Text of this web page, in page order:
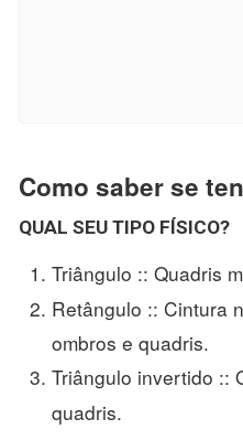
Como saber se
QUAL SEU TIPO FÍSICO?
Triângulo :: Quadris
Retângulo :: Cintura
ombros e quadris.
Triângulo invertido ::
quadris.